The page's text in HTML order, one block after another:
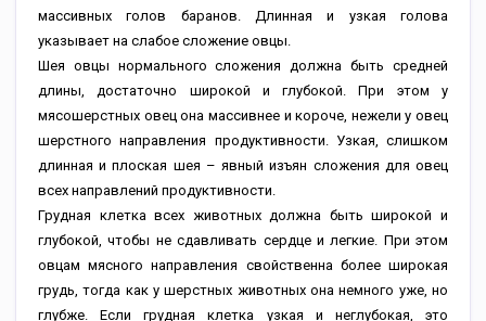
массивных голов баранов. Длинная и узкая голова
указывает на слабое сложение овцы.
Шея овцы нормального сложения должна быть средней
длины, достаточно широкой и глубокой. При этом у
мясошерстных овец она массивнее и короче, нежели у овец
шерстного направления продуктивности. Узкая, слишком
длинная и плоская шея – явный изъян сложения для овец
всех направлений продуктивности.
Грудная клетка всех животных должна быть широкой и
глубокой, чтобы не сдавливать сердце и легкие. При этом
овцам мясного направления свойственна более широкая
грудь, тогда как у шерстных животных она немного уже, но
глубже. Если грудная клетка узкая и неглубокая, это